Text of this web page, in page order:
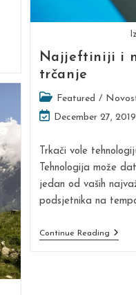
Najjeftiniji i
trčanje
Post
category:
Featured /
Post
modified:
December 27, 2019
Trkači vole
Tehnologija može
jedan od vaših
podsjetnika na
Continue Reading